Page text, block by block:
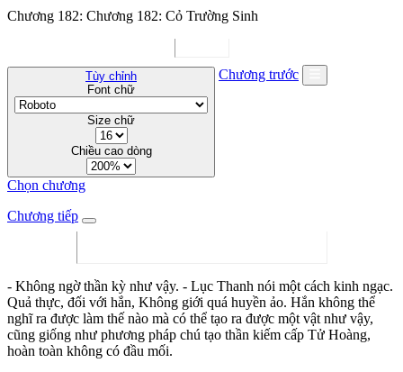
Chương 182: Chương 182: Cỏ Trường Sinh
Tùy chỉnh
Font chữ
Size chữ
Chiều cao dòng
Chương trước
Chọn chương
Chương tiếp
- Không ngờ thần kỳ như vậy. - Lục Thanh nói một cách kinh ngạc.
Quả thực, đối với hắn, Không giới quá huyền ảo. Hắn không thể
nghĩ ra được làm thế nào mà có thể tạo ra được một vật như vậy,
cũng giống như phương pháp chú tạo thần kiếm cấp Tử Hoàng,
hoàn toàn không có đầu mối.